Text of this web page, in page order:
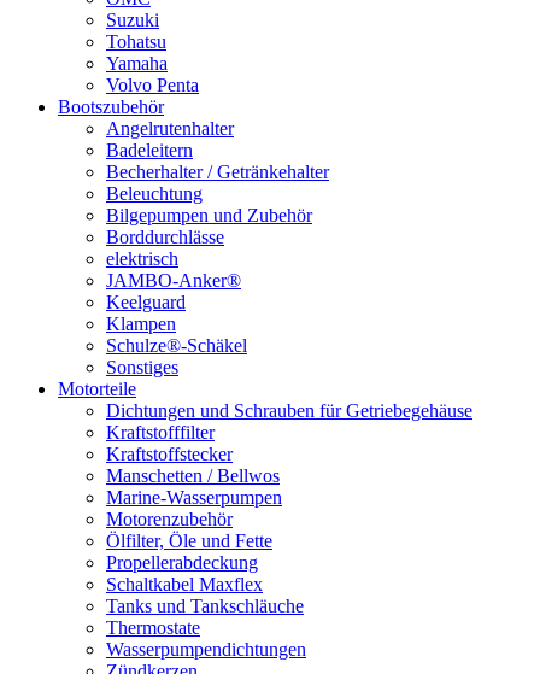
Suzuki
Tohatsu
Yamaha
Volvo Penta
Bootszubehör
Angelrutenhalter
Badeleitern
Becherhalter / Getränkehalter
Beleuchtung
Bilgepumpen und Zubehör
Borddurchlässe
elektrisch
JAMBO-Anker®
Keelguard
Klampen
Schulze®-Schäkel
Sonstiges
Motorteile
Dichtungen und Schrauben für Getriebegehäuse
Kraftstofffilter
Kraftstoffstecker
Manschetten / Bellwos
Marine-Wasserpumpen
Motorenzubehör
Ölfilter, Öle und Fette
Propellerabdeckung
Schaltkabel Maxflex
Tanks und Tankschläuche
Thermostate
Wasserpumpendichtungen